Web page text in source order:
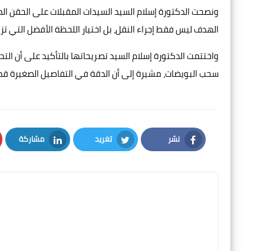
ونصحت الدكتورة إسلام السيد السيدات المقبلات على الحقن
الهدف ليس فقط إجراء النقل، بل اختيار اللحظة الأفضل التي
واختتمت الدكتورة إسلام السيد تصريحاتها بالتأكيد على أن
سحب البويضات، مشيرة إلى أن الدقة في التفاصيل الصغيرة
نشر
Facebook
تغريد
Twitter
مشاركة
LinkedIn